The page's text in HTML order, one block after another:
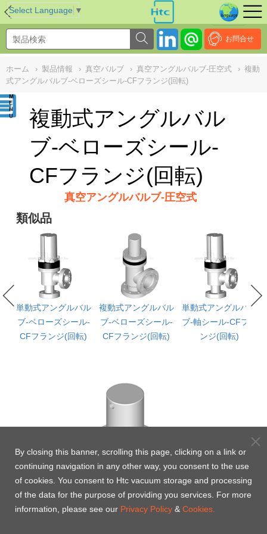
Select Language ▼
お問合せ
ホーム › 製品情報 › 真空バルブ › 真空アングルバルブ-圧空式 › 複動
式アングルバルブ-ベローズシール-CFフランジ(回転)
複動式アングルバル
ブ-ベローズシール-
CFフランジ(回転)
真空アングルバルブ-圧空式
類似品
単動式アングルバル
ブ-ベローズシール-
CFフランジ(回転)
複動式アングルバル
ブ-ベローズシール-
CFフランジ(回転)
単動式アングルバル
ブ-軸シール-CFフラ
ンジ(回転)
NULL
By closing this banner, scrolling this page, clicking on a link or
continuing navigation in any other way, you consent to the use
of cookies. You consent to Htc vacuum storage and processing
of the data for the purpose of providing you services. For more
information, please see our Privacy Policy & Cookies.
//